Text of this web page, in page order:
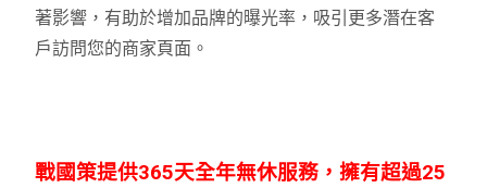
著影響，有助於增加品牌的曝光率，吸引更多潛在客
戶訪問您的商家頁面。
戰國策提供365天全年無休服務，擁有超過25